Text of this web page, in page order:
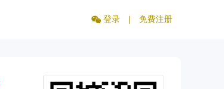
登录 | 免费注册